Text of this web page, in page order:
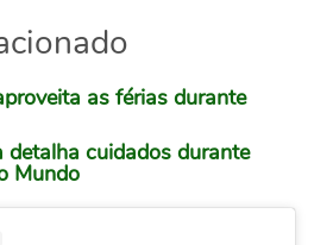
as férias durante
detalha cuidados durante
Mundo